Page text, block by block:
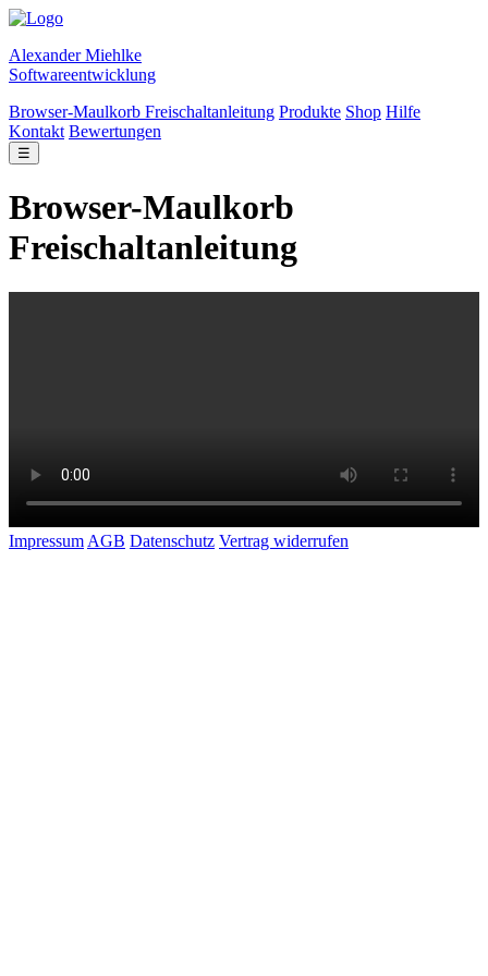
Alexander Miehlke
Softwareentwicklung
Browser-Maulkorb Freischaltanleitung Produkte Shop Hilfe
Kontakt Bewertungen
☰
Browser-Maulkorb
Freischaltanleitung
Impressum AGB Datenschutz Vertrag widerrufen